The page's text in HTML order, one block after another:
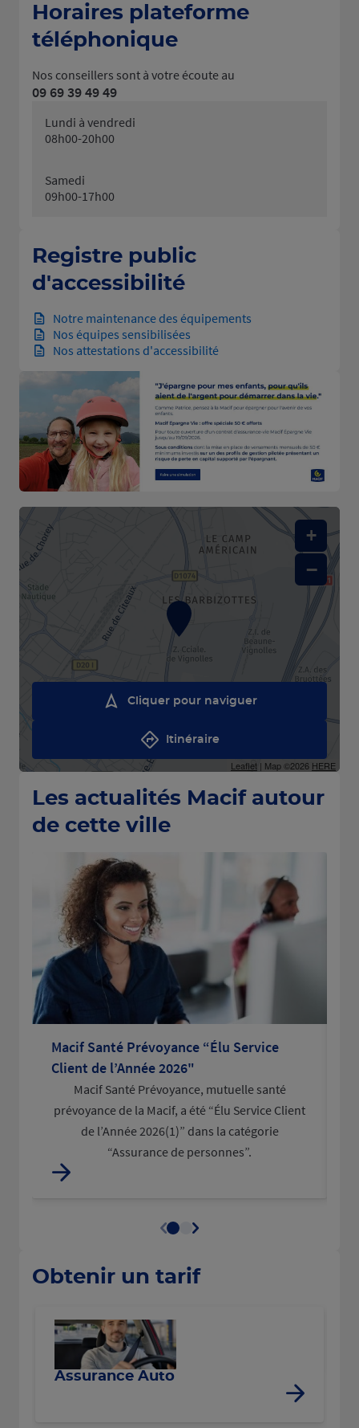
Horaires plateforme
téléphonique
Nos conseillers sont à votre écoute au
09 69 39 49 49
Lundi à vendredi
08h00-20h00
Samedi
09h00-17h00
Registre public
d'accessibilité
Notre maintenance des équipements
Nos équipes sensibilisées
Nos attestations d'accessibilité
+
−
Leaflet | Map ©2026 HERE
Cliquer pour naviguer
Itinéraire
Les actualités Macif autour
de cette ville
Macif Santé Prévoyance “Élu Service
Client de l’Année 2026"
Macif Santé Prévoyance, mutuelle santé
prévoyance de la Macif, a été “Élu Service Client
de l’Année 2026(1)” dans la catégorie
“Assurance de personnes”.
Obtenir un tarif
Assurance Auto